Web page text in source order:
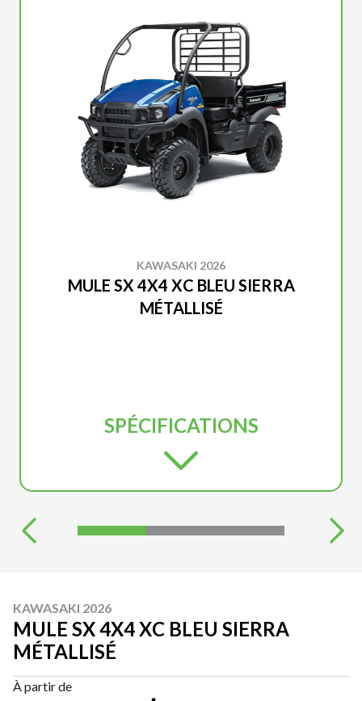
KAWASAKI 2026
MULE SX 4X4 XC BLEU SIERRA
MÉTALLISÉ
SPÉCIFICATIONS
KAWASAKI 2026
MULE SX 4X4 XC BLEU SIERRA
MÉTALLISÉ
À partir de